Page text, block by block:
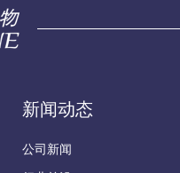
新闻动态
公司新闻